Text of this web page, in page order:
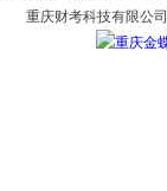
重庆财考科技有限公